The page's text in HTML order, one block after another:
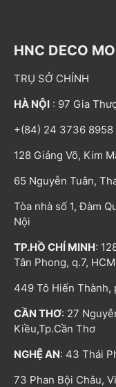
HNC DECO
TRỤ SỞ CHÍNH
HÀ NỘI : 97 Gia
+(84) 24 3736 8958
128 Giảng Võ, Kim
65 Nguyễn Tuân,
Tòa nhà số 1, Đàm
Nội
TP.HỒ CHÍ MINH:
Tân Phong, q.7, HCM
449 Tô Hiến Thành,
CẦN THƠ: 27
Kiều,Tp.Cần Thơ
NGHỆ AN: 43 Thái
73 Phan Bội Châu,